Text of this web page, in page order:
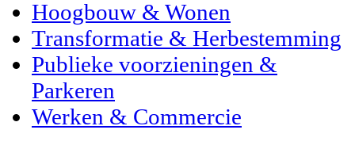
Hoogbouw & Wonen
Transformatie & Herbestemming
Publieke voorzieningen &
Parkeren
Werken & Commercie